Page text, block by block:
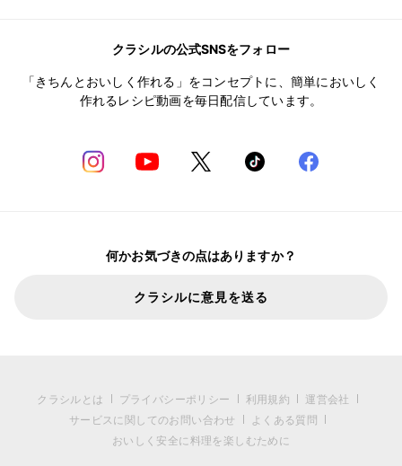
クラシルの公式SNSをフォロー
「きちんとおいしく作れる」をコンセプトに、簡単においしく
作れるレシピ動画を毎日配信しています。
何かお気づきの点はありますか？
クラシルに意見を送る
クラシルとは プライバシーポリシー 利用規約
運営会社
サービスに関してのお問い合わせ
よくある質問
おいしく安全に料理を楽しむために